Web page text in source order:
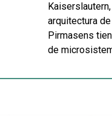
arquitectura
Pirmasens
de